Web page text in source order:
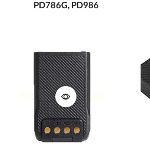
PD786G, PD986